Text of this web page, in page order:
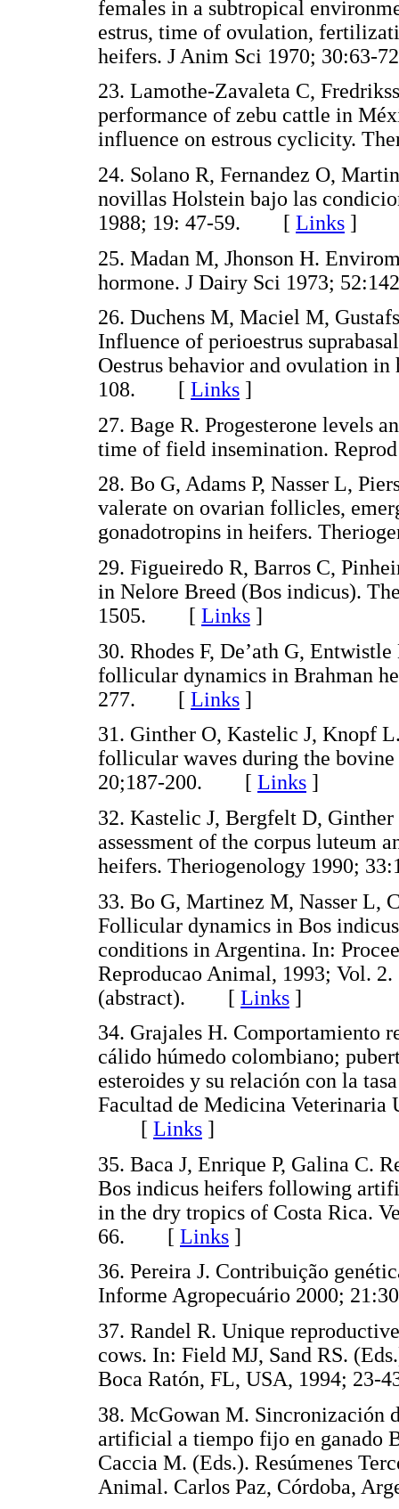
females in a subtropical
estrus, time of ovulation,
heifers. J Anim Sci 1970;
23. Lamothe-Zavaleta C,
performance of zebu cattle in
influence on estrous cyclicity.
24. Solano R, Fernandez O,
novillas Holstein bajo las
1988; 19: 47-59. [ Links ]
25. Madan M, Jhonson H.
hormone. J Dairy Sci 1973;
26. Duchens M, Maciel M,
Influence of perioestrus
Oestrus behavior and ovulation
108. [ Links ]
27. Bage R. Progesterone levels
time of field insemination.
28. Bo G, Adams P, Nasser L,
valerate on ovarian follicles,
gonadotropins in heifers.
29. Figueiredo R, Barros C,
in Nelore Breed (Bos indicus).
1505. [ Links ]
30. Rhodes F, De’ath G,
follicular dynamics in Brahman
277. [ Links ]
31. Ginther O, Kastelic J, Knopf
follicular waves during the
20;187-200. [ Links ]
32. Kastelic J, Bergfelt D,
assessment of the corpus luteum
heifers. Theriogenology 1990;
33. Bo G, Martinez M, Nasser L,
Follicular dynamics in Bos
conditions in Argentina. In:
Reproducao Animal, 1993; Vol. 2.
(abstract). [ Links ]
34. Grajales H. Comportamiento
cálido húmedo colombiano;
esteroides y su relación con la
Facultad de Medicina Veterinaria
[ Links ]
35. Baca J, Enrique P, Galina C.
Bos indicus heifers following
in the dry tropics of Costa Rica.
66. [ Links ]
36. Pereira J. Contribuição
Informe Agropecuário 2000;
37. Randel R. Unique
cows. In: Field MJ, Sand RS.
Boca Ratón, FL, USA, 1994;
38. McGowan M. Sincronización
artificial a tiempo fijo en ganado
Caccia M. (Eds.). Resúmenes
Animal. Carlos Paz, Córdoba,